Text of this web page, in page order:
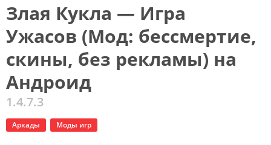
Злая Кукла — Игра
Ужасов (Мод: бессмертие,
скины, без рекламы) на
Андроид
1.4.7.3
Аркады Моды игр